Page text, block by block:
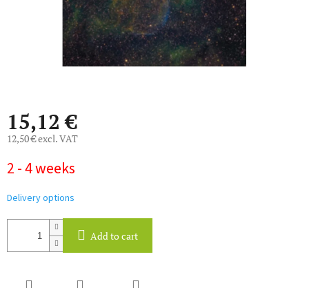
15,12 €
12,50 € excl. VAT
price:
2 - 4 weeks
Delivery options
Add to cart